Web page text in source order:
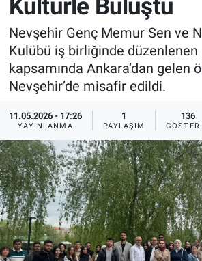
Kültürle Buluştu
Nevşehir Genç Memur Sen ve
Kulübü iş birliğinde düzenlenen
kapsamında Ankara’dan gelen
Nevşehir’de misafir edildi.
11.05.2026 - 17:26
YAYINLANMA
1
PAYLAŞIM
136
Sağlık
Yerel
Genel
Asayiş
İlan - Duyuru- Mesaj
Türkiye Gündemi
Sizden Gelenler
Yaşam
Sağlık
Eğitim
Kültür
İlan - Duyuru- Mesaj
Türkiye Gündemi
Sizden Gelenler